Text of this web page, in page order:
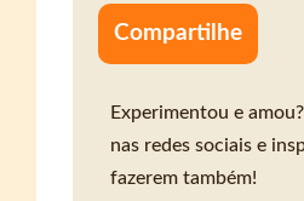
Compartilhe
Experimentou e
nas redes sociais e
fazerem também!